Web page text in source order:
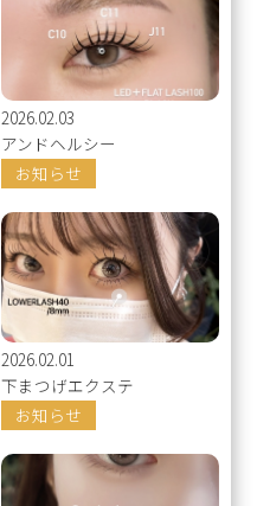
2026.02.03
アンドヘルシー
お知らせ
2026.02.01
下まつげエクステ
お知らせ